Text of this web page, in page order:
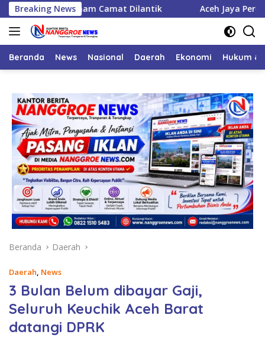
Langsung
ke
konten
Breaking News
Enam Camat Dilantik Aceh Jaya Peroleh
Beranda News Nasional Daerah Ekonomi Hukum &
Beranda Daerah
Daerah News
3 Bulan Belum dibayar Gaji,
Seluruh Keuchik Aceh Barat
datangi DPRK